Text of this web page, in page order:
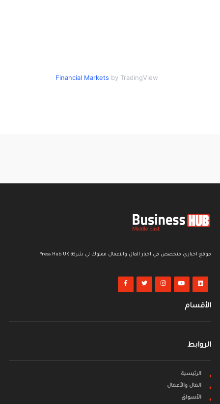
Financial Markets by TradingView
موقع اخباري متخصص في اخبار المال والاعمال مملوك لي شركة Press Hub UK
الأقسام
الروابط
الرئيسية
المال والأعمال
الأسواق